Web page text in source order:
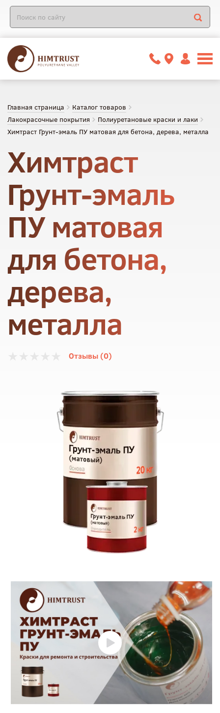
Главная страница
Каталог товаров
Лакокрасочные покрытия
Полиуретановые краски и лаки
Химтраст Грунт-эмаль ПУ матовая для бетона, дерева, металла
Химтраст
Грунт-эмаль
ПУ матовая
для бетона,
дерева,
металла
Отзывы (0)